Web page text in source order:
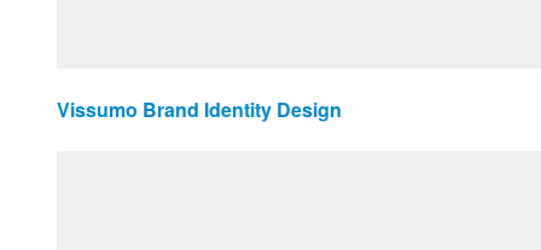
Vissumo Brand Identity Design